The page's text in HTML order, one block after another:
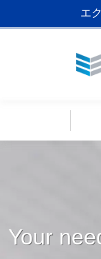
エ
Your